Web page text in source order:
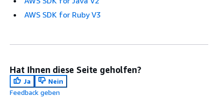
AWS SDK for Ruby V3
Hat Ihnen diese Seite geholfen?
Ja
Nein
Feedback geben